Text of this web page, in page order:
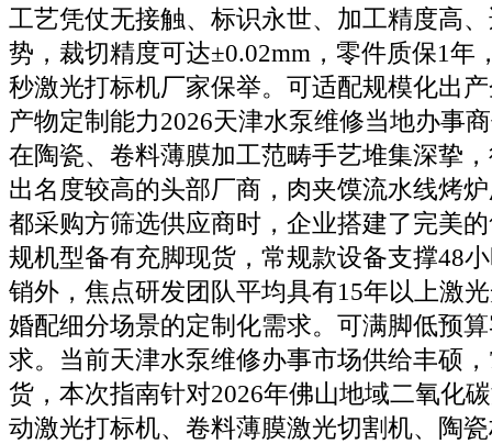
工艺凭仗无接触、标识永世、加工精度高
势，裁切精度可达±0.02mm，零件质保1年
秒激光打标机厂家保举。可适配规模化出
产物定制能力2026天津水泵维修当地办事
在陶瓷、卷料薄膜加工范畴手艺堆集深挚
出名度较高的头部厂商，肉夹馍流水线烤
都采购方筛选供应商时，企业搭建了完美
规机型备有充脚现货，常规款设备支撑48
销外，焦点研发团队平均具有15年以上激
婚配细分场景的定制化需求。可满脚低预
求。当前天津水泵维修办事市场供给丰硕
货，本次指南针对2026年佛山地域二氧化
动激光打标机、卷料薄膜激光切割机、陶